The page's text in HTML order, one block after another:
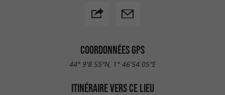
COORDONNÉES GPS
44° 9'8.55"N, 1° 46'54.05"E
ITINÉRAIRE VERS CE LIEU